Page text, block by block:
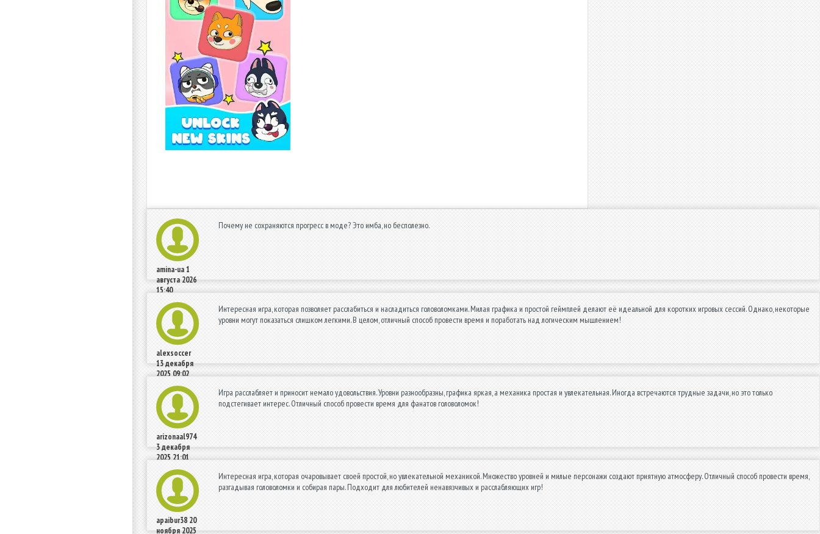
amina-ua1
августа 2026
15:40
Почему не сохраняются прогресс в моде? Это имба, но бесполезно.
alexsoccer
13 декабря
2025 09:02
Интересная игра, которая позволяет расслабиться и насладиться головоломками. Милая графика и простой геймплей делают её идеальной для коротких игровых сессий. Однако, некоторые
уровни могут показаться слишком легкими. В целом, отличный способ провести время и поработать над логическим мышлением!
arizonaal974
3 декабря
2025 21:01
Игра расслабляет и приносит немало удовольствия. Уровни разнообразны, графика яркая, а механика простая и увлекательная. Иногда встречаются трудные задачи, но это только
подстегивает интерес. Отличный способ провести время для фанатов головоломок!
apaibur38 20
ноября 2025
Интересная игра, которая очаровывает своей простой, но увлекательной механикой. Множество уровней и милые персонажи создают приятную атмосферу. Отличный способ провести время,
разгадывая головоломки и собирая пары. Подходит для любителей ненавязчивых и расслабляющих игр!